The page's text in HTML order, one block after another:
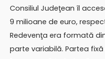
Consiliul Judeţean îl
9 milioane de euro,
Redevenţa era formată
parte variabilă. Partea